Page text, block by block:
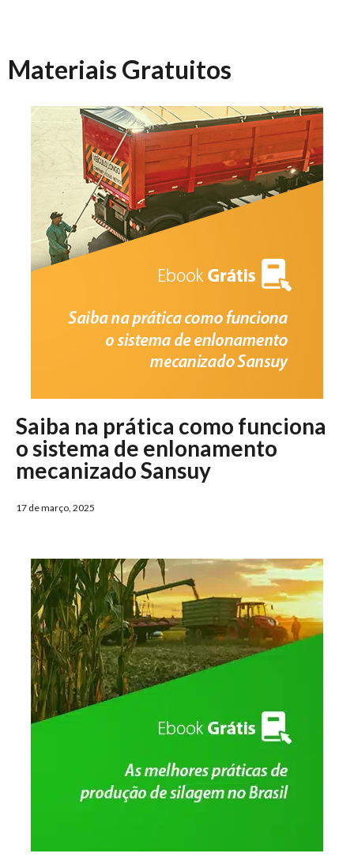
Materiais Gratuitos
Saiba na prática como funciona
o sistema de enlonamento
mecanizado Sansuy
17 de março, 2025